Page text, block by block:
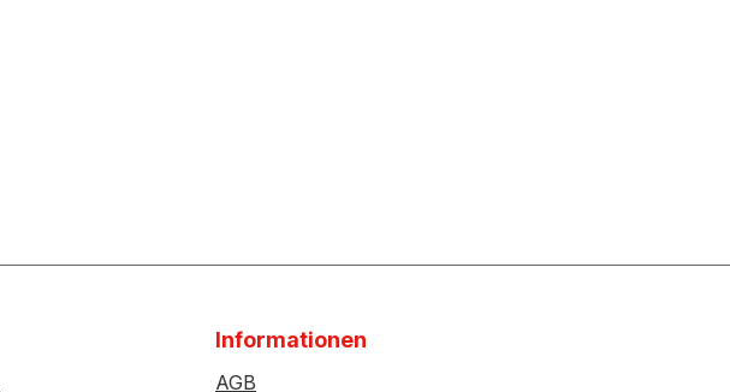
Informationen
AGB